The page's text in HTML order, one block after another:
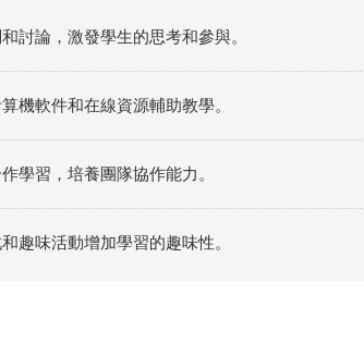
討論，激發學生的思考和參與。
機軟件和在線資源輔助教學。
學習，培養團隊協作能力。
趣味活動增加學習的趣味性。